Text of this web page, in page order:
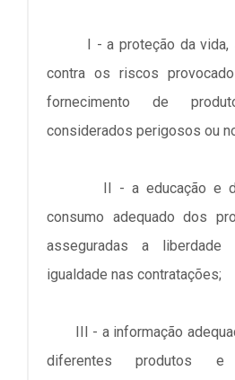
I - a proteção da vida,
contra os riscos
fornecimento de
considerados perigosos ou
II - a educação e
consumo adequado dos
asseguradas a
igualdade nas contratações;
III - a informação
diferentes produtos